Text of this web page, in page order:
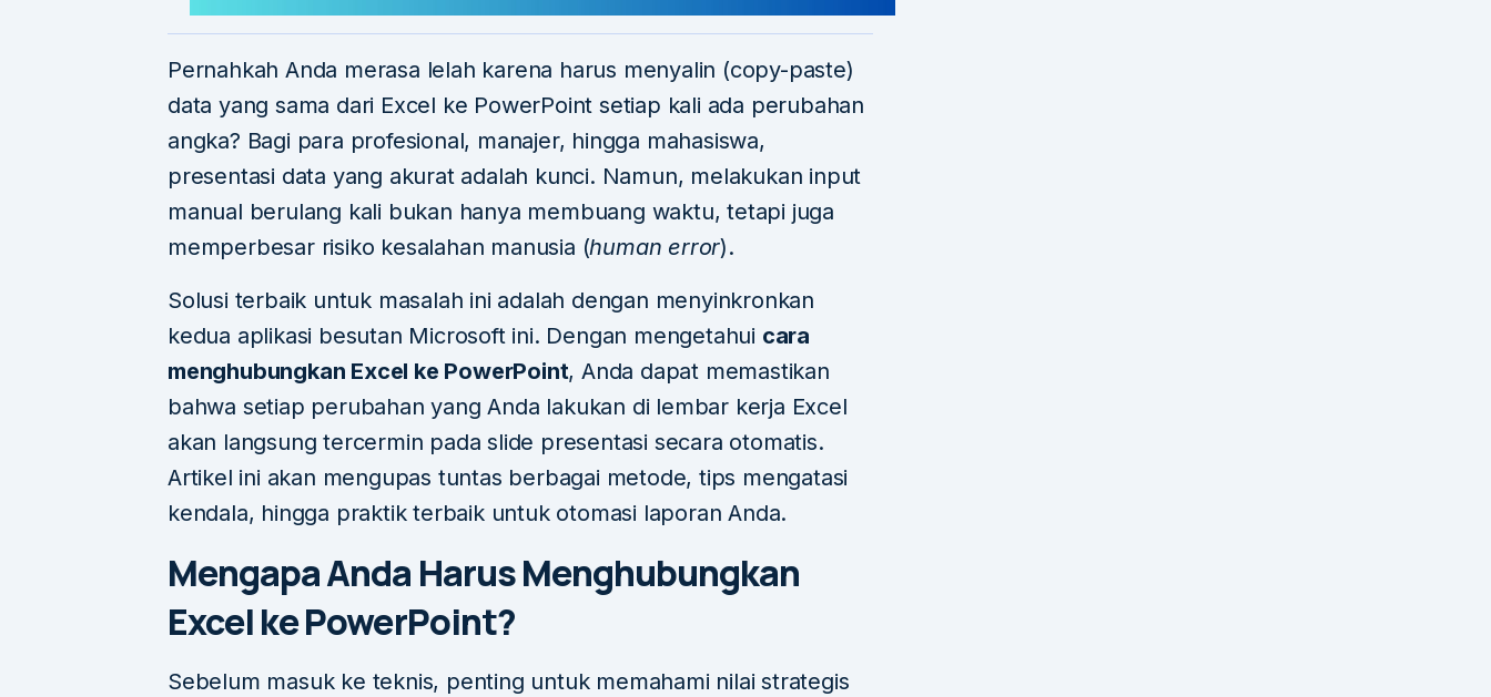
Pernahkah Anda merasa lelah karena harus menyalin (copy-paste)
data yang sama dari Excel ke PowerPoint setiap kali ada perubahan
angka? Bagi para profesional, manajer, hingga mahasiswa,
presentasi data yang akurat adalah kunci. Namun, melakukan input
manual berulang kali bukan hanya membuang waktu, tetapi juga
memperbesar risiko kesalahan manusia (human error).
Solusi terbaik untuk masalah ini adalah dengan menyinkronkan
kedua aplikasi besutan Microsoft ini. Dengan mengetahui cara
menghubungkan Excel ke PowerPoint, Anda dapat memastikan
bahwa setiap perubahan yang Anda lakukan di lembar kerja Excel
akan langsung tercermin pada slide presentasi secara otomatis.
Artikel ini akan mengupas tuntas berbagai metode, tips mengatasi
kendala, hingga praktik terbaik untuk otomasi laporan Anda.
Mengapa Anda Harus Menghubungkan
Excel ke PowerPoint?
Sebelum masuk ke teknis, penting untuk memahami nilai strategis